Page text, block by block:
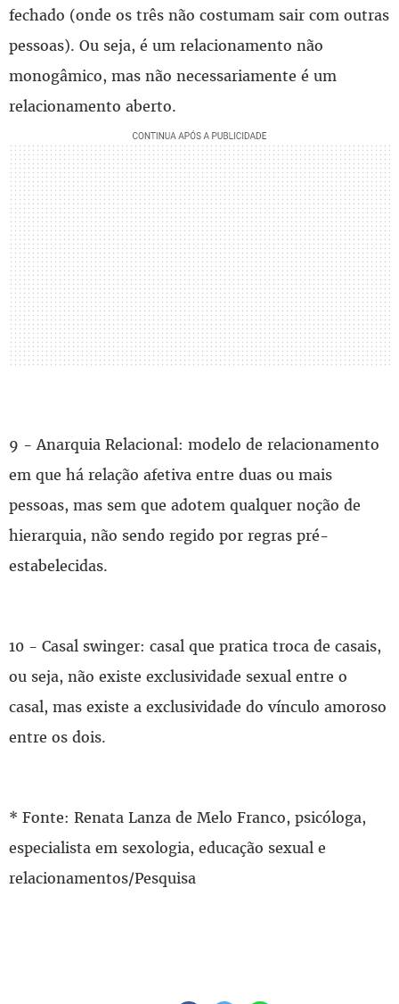
fechado (onde os três não costumam sair com outras
pessoas). Ou seja, é um relacionamento não
monogâmico, mas não necessariamente é um
relacionamento aberto.
9 - Anarquia Relacional: modelo de relacionamento
em que há relação afetiva entre duas ou mais
pessoas, mas sem que adotem qualquer noção de
hierarquia, não sendo regido por regras pré-
estabelecidas.
10 - Casal swinger: casal que pratica troca de casais,
ou seja, não existe exclusividade sexual entre o
casal, mas existe a exclusividade do vínculo amoroso
entre os dois.
* Fonte: Renata Lanza de Melo Franco, psicóloga,
especialista em sexologia, educação sexual e
relacionamentos/Pesquisa